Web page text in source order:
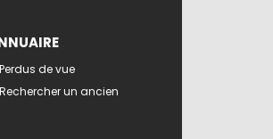
Perdus de vue
Rechercher un ancien